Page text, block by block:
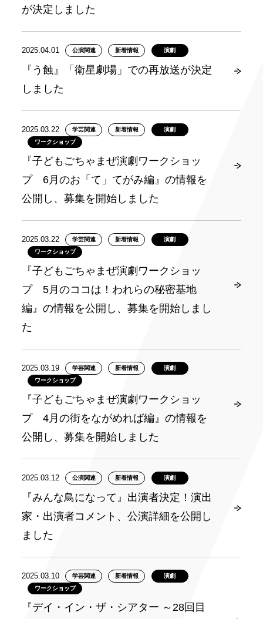
が決定しました
2025.04.01 公演関連 新着情報 演劇
『う蝕』「衛星劇場」での再放送が決定
しました
2025.03.22 学芸関連 新着情報
演劇
ワークショップ
『子どもごちゃまぜ演劇ワークショッ
プ 6月のお「て」てがみ編』の情報を
公開し、募集を開始しました
2025.03.22 学芸関連 新着情報
演劇
ワークショップ
『子どもごちゃまぜ演劇ワークショッ
プ 5月のココは！われらの秘密基地
編』の情報を公開し、募集を開始しまし
た
2025.03.19 学芸関連 新着情報
演劇
ワークショップ
『子どもごちゃまぜ演劇ワークショッ
プ 4月の街をながめれば編』の情報を
公開し、募集を開始しました
2025.03.12 公演関連 新着情報 演劇
『みんな鳥になって』出演者決定！演出
家・出演者コメント、公演詳細を公開し
ました
2025.03.10 学芸関連 新着情報
演劇
ワークショップ
『デイ・イン・ザ・シアター ～28回目